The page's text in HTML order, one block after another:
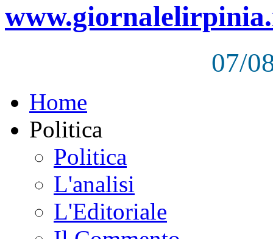
07/
Home
Politica
Politica
L'analisi
L'Editoriale